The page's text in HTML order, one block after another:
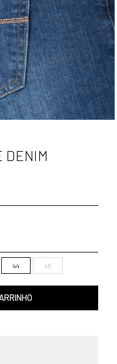
DENIM
44 46